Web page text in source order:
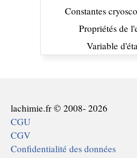
Constantes
Propriétés de
Variable
lachimie.fr © 2008- 2026
CGU
CGV
Confidentialité des données